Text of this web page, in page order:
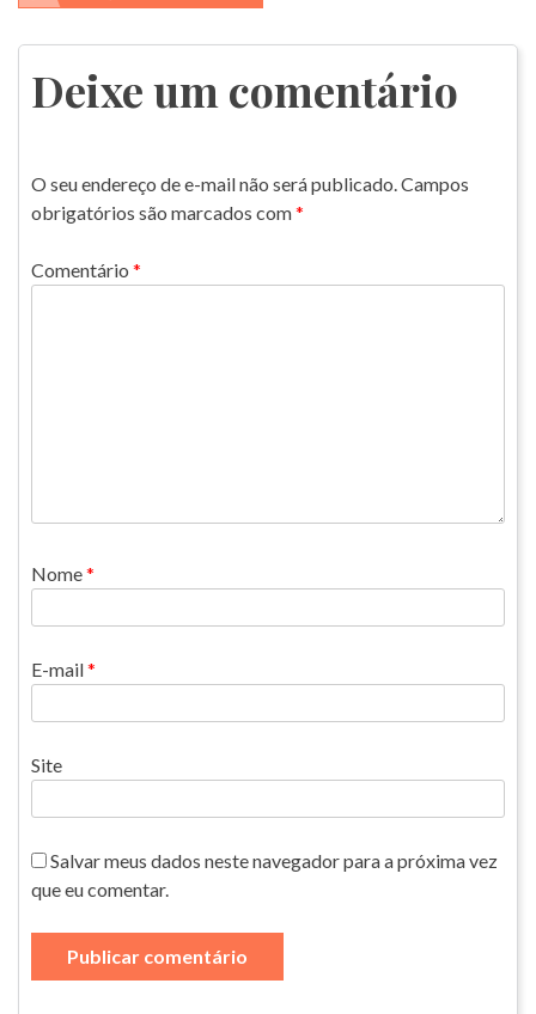
de
Post
Deixe um comentário
O seu endereço de e-mail não será publicado.Campos
obrigatórios são marcados com*
Comentário *
Nome*
E-mail*
Site
Salvar meus dados neste navegador para a próxima vez
que eu comentar.